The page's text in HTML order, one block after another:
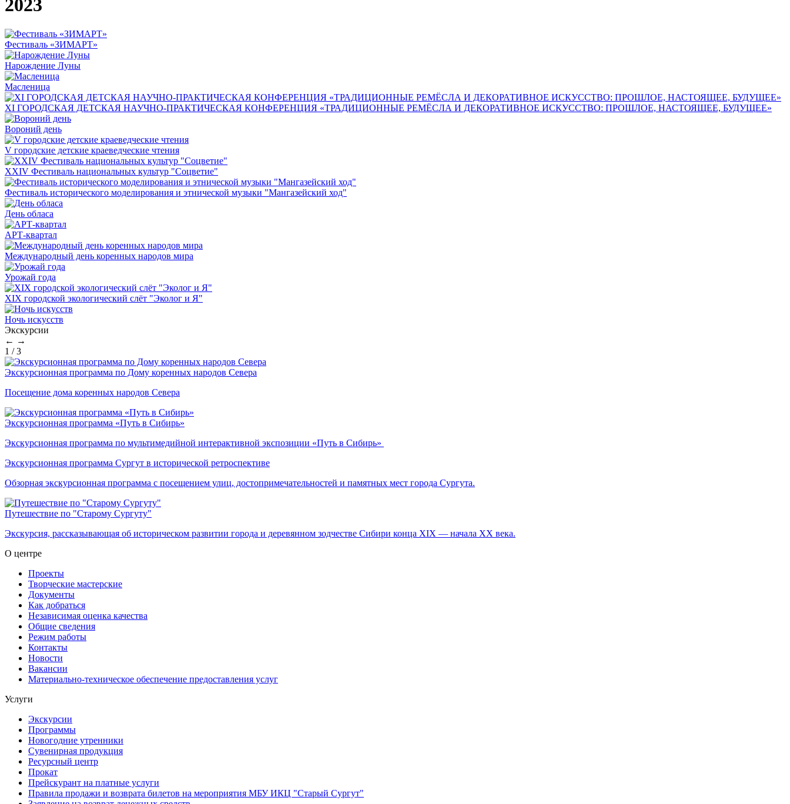
2023
Фестиваль «ЗИМАРТ»
Нарождение Луны
Масленица
ХI ГОРОДСКАЯ ДЕТСКАЯ НАУЧНО-ПРАКТИЧЕСКАЯ КОНФЕРЕНЦИЯ «ТРАДИЦИОННЫЕ РЕМЁСЛА И ДЕКОРАТИВНОЕ ИСКУССТВО: ПРОШЛОЕ, НАСТОЯЩЕЕ, БУДУЩЕЕ»
Вороний день
V городские детские краеведческие чтения
ХХIV Фестиваль национальных культур "Соцветие"
Фестиваль исторического моделирования и этнической музыки "Мангазейский ход"
День обласа
АРТ-квартал
Международный день коренных народов мира
Урожай года
XIX городской экологический слёт "Эколог и Я"
Ночь искусств
Экскурсии
← →
1 / 3
Экскурсионная программа по Дому коренных народов Севера
Посещение дома коренных народов Севера
Экскурсионная программа «Путь в Сибирь»
Экскурсионная программа по мультимедийной интерактивной экспозиции «Путь в Сибирь»
Экскурсионная программа Сургут в исторической ретроспективе
Обзорная экскурсионная программа с посещением улиц, достопримечательностей и памятных мест города Сургута.
Путешествие по "Старому Сургуту"
Экскурсия, рассказывающая об историческом развитии города и деревянном зодчестве Сибири конца XIX — начала XX века.
О центре
Проекты
Творческие мастерские
Документы
Как добраться
Независимая оценка качества
Общие сведения
Режим работы
Контакты
Новости
Вакансии
Материально-техническое обеспечение предоставления услуг
Услуги
Экскурсии
Программы
Новогодние утренники
Сувенирная продукция
Ресурсный центр
Прокат
Прейскурант на платные услуги
Правила продажи и возврата билетов на мероприятия МБУ ИКЦ "Старый Сургут"